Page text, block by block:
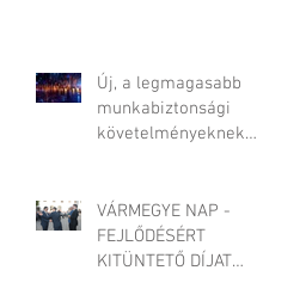
Új, a legmagasabb
munkabiztonsági
követelményeknek
fejlesztése
VÁRMEGYE NAP -
FEJLŐDÉSÉRT
KITÜNTETŐ DÍJAT